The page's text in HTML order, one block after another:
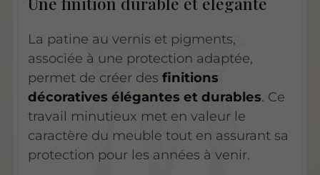
La patine au vernis et pigments,
associée à une protection adaptée,
permet de créer des finitions
décoratives élégantes et durables. Ce
travail minutieux met en valeur le
caractère du meuble tout en assurant sa
protection pour les années à venir.